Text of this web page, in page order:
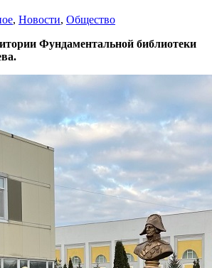
, Новости, Общество
Фундаментальной библиотеки